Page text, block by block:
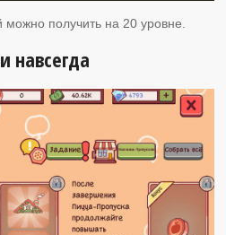
получить на 20 уровне.
навсегда